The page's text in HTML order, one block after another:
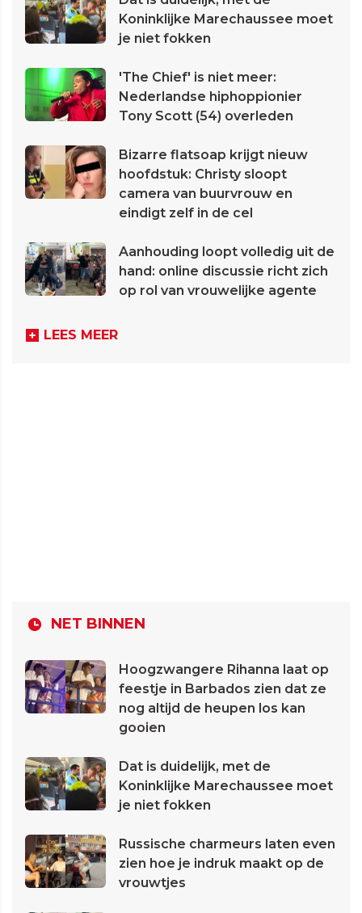
Koninklijke Marechaussee moet
je niet fokken
'The Chief' is niet meer:
Nederlandse hiphoppionier
Tony Scott (54) overleden
Bizarre flatsoap krijgt nieuw
hoofdstuk: Christy sloopt
camera van buurvrouw en
eindigt zelf in de cel
Aanhouding loopt volledig uit de
hand: online discussie richt zich
op rol van vrouwelijke agente
LEES MEER
NET BINNEN
Hoogzwangere Rihanna laat op
feestje in Barbados zien dat ze
nog altijd de heupen los kan
gooien
Dat is duidelijk, met de
Koninklijke Marechaussee moet
je niet fokken
Russische charmeurs laten even
zien hoe je indruk maakt op de
vrouwtjes